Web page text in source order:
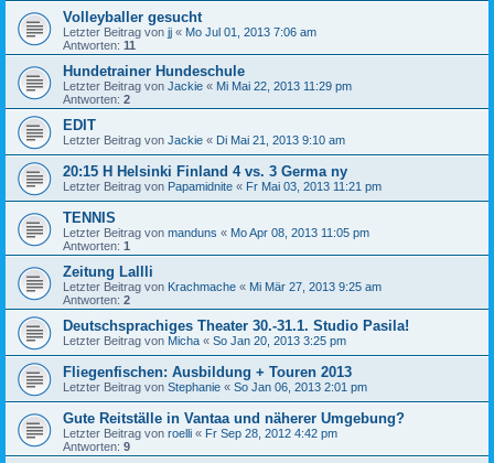
Volleyballer gesucht
Letzter Beitrag von jj « Mo Jul 01, 2013 7:06 am
Antworten: 11
Hundetrainer Hundeschule
Letzter Beitrag von Jackie « Mi Mai 22, 2013 11:29 pm
Antworten: 2
EDIT
Letzter Beitrag von Jackie « Di Mai 21, 2013 9:10 am
20:15 H Helsinki Finland 4 vs. 3 Germa ny
Letzter Beitrag von Papamidnite « Fr Mai 03, 2013 11:21 pm
TENNIS
Letzter Beitrag von manduns « Mo Apr 08, 2013 11:05 pm
Antworten: 1
Zeitung Lallli
Letzter Beitrag von Krachmache « Mi Mär 27, 2013 9:25 am
Antworten: 2
Deutschsprachiges Theater 30.-31.1. Studio Pasila!
Letzter Beitrag von Micha « So Jan 20, 2013 3:25 pm
Fliegenfischen: Ausbildung + Touren 2013
Letzter Beitrag von Stephanie « So Jan 06, 2013 2:01 pm
Gute Reitställe in Vantaa und näherer Umgebung?
Letzter Beitrag von roelli « Fr Sep 28, 2012 4:42 pm
Antworten: 9